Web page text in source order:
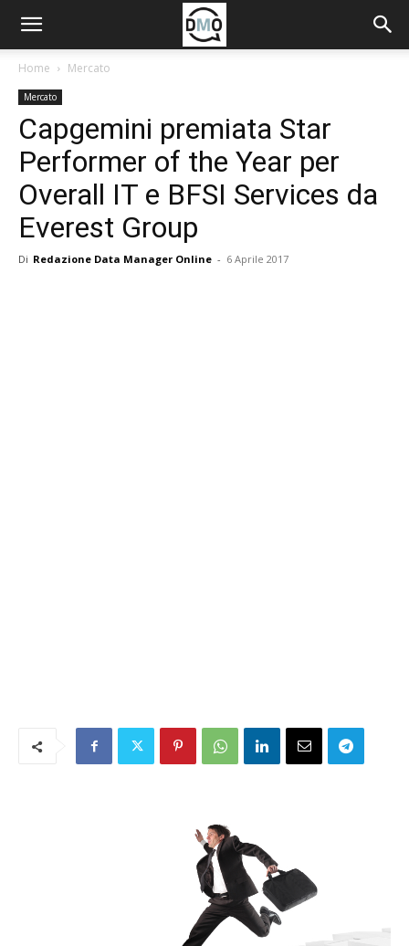
Home Mercato
Mercato
Capgemini premiata Star
Performer of the Year per
Overall IT e BFSI Services da
Everest Group
Di Redazione Data Manager Online - 6 Aprile 2017